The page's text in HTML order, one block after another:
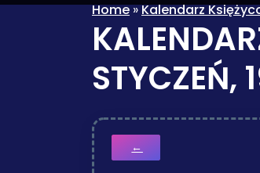
Home»Kalendarz
STYCZEŃ,
←